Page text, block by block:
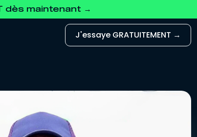
dès maintenant →
J'essaye GRATUITEMENT →